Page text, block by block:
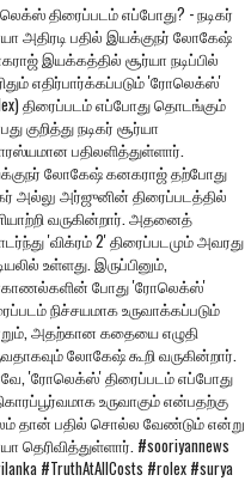
திரைப்படம் எப்போது? - நடிகர்
அதிரடி பதில் இயக்குநர் லோகேஷ்
இயக்கத்தில் சூர்யா நடிப்பில்
எதிர்பார்க்கப்படும் 'ரோலெக்ஸ்'
திரைப்படம் எப்போது தொடங்கும்
குறித்து நடிகர் சூர்யா
பதிலளித்துள்ளார்.
லோகேஷ் கனகராஜ் தற்போது
அல்லு அர்ஜுனின் திரைப்படத்தில்
வருகின்றார். அதனைத்
'விக்ரம் 2' திரைப்படமும் அவரது
உள்ளது. இருப்பினும்,
போது 'ரோலெக்ஸ்'
நிச்சயமாக உருவாக்கப்படும்
அதற்கான கதையை எழுதி
லோகேஷ் கூறி வருகின்றார்.
'ரோலெக்ஸ்' திரைப்படம் எப்போது
உருவாகும் என்பதற்கு
தான் பதில் சொல்ல வேண்டும் என்று
தெரிவித்துள்ளார். #sooriyannews
#TruthAtAllCosts #rolex #surya